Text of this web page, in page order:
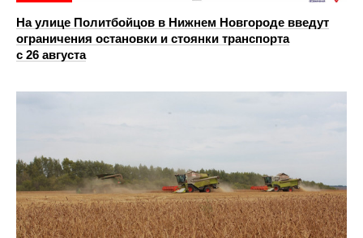
На улице Политбойцов в Нижнем Новгороде введут
ограничения остановки и стоянки транспорта
с 26 августа